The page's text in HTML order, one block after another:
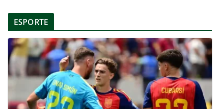
ESPORTE